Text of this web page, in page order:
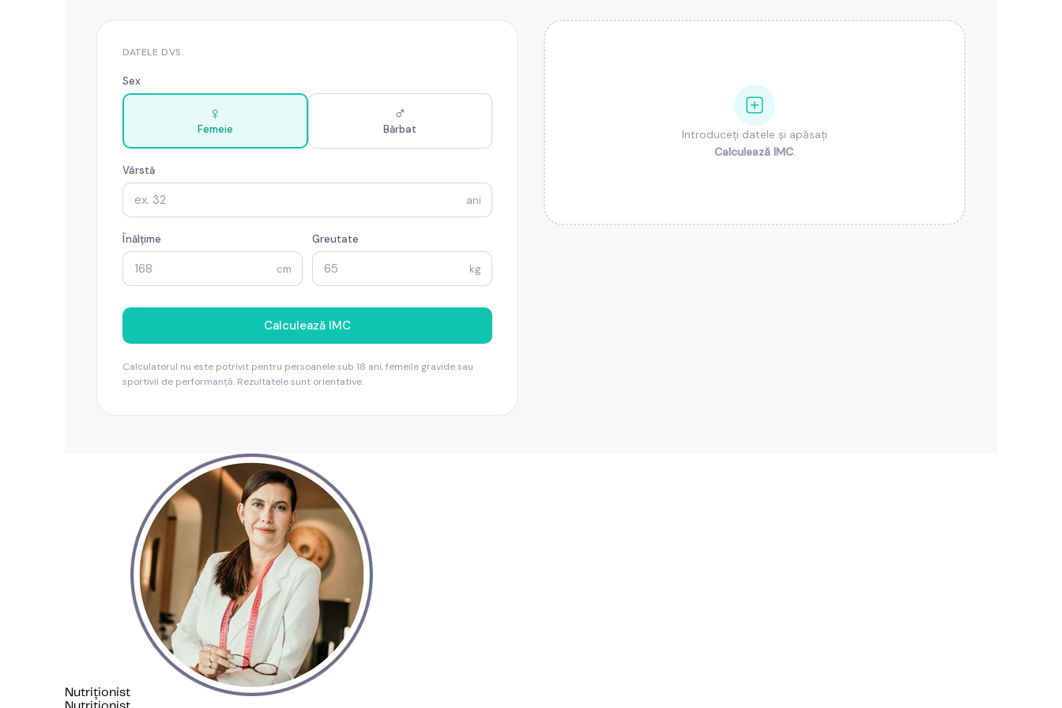
DATELE DVS.
Sex
♀
Femeie
♂
Bărbat
Vârstă
ani
Înălțime
cm
Greutate
kg
Calculează IMC
Calculatorul nu este potrivit pentru persoanele sub 18 ani, femeile gravide sau
sportivii de performanță. Rezultatele sunt orientative.
Introduceți datele și apăsați
Calculează IMC.
Nutriționist